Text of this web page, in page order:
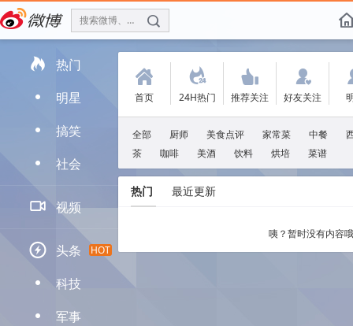
搜索微博、找人 f
 热门
D 明星
D 搞笑
D 社会
 视频
 头条 HOT
D 科技
D 军事
(
首页
.
24H热门
'
推荐关注
:
好友关注
全部 厨师 美食点评 家常菜 中餐
茶
咖啡 美酒 饮料 烘培 菜谱
热门 最近更新
咦？暂时没有内容